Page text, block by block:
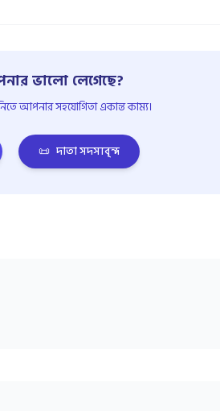
ভালো লেগেছে?
আপনার সহযোগিতা একান্ত কাম্য।
📜 দাতা সদস্যবৃন্দ